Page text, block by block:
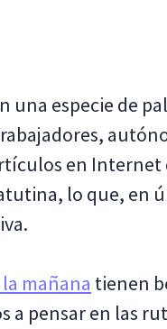
una especie de
en
lo que, en
mañana tienen
a pensar en las